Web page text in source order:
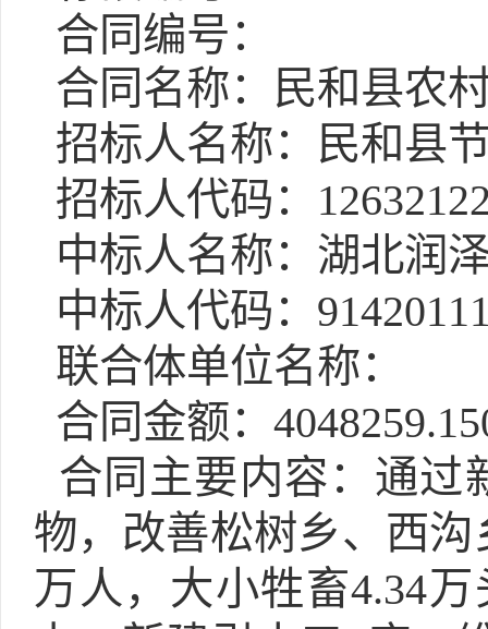
合同编号：
合同名称：民和县农
招标人名称：民和县
招标人代码：
中标人名称：湖北润
中标人代码：
联合体单位名称：
合同金额：
合同主要内容：通过
物，改善松树乡、西沟
万人，大小牲畜4.34